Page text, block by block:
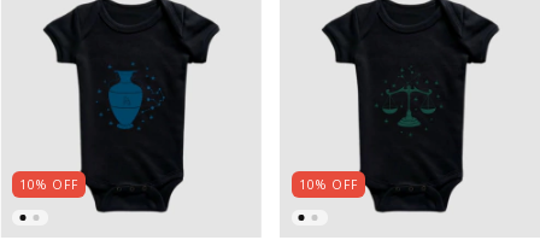
10% OFF 10% OFF